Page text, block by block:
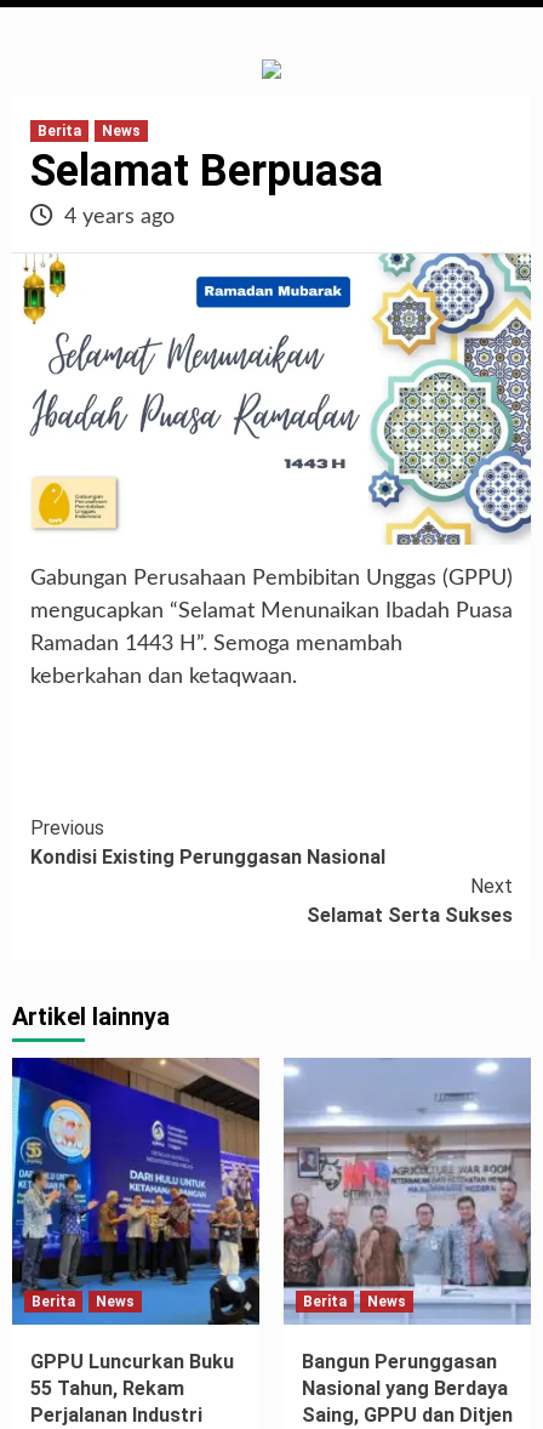
Berita News
Selamat Berpuasa
4 years ago
Gabungan Perusahaan Pembibitan Unggas (GPPU)
mengucapkan “Selamat Menunaikan Ibadah Puasa
Ramadan 1443 H”. Semoga menambah
keberkahan dan ketaqwaan.
Continue
Reading
Previous
Kondisi Existing Perunggasan Nasional
Next
Selamat Serta Sukses
Artikel lainnya
Berita News
GPPU Luncurkan Buku
55 Tahun, Rekam
Perjalanan Industri
Berita News
Bangun Perunggasan
Nasional yang Berdaya
Saing, GPPU dan Ditjen